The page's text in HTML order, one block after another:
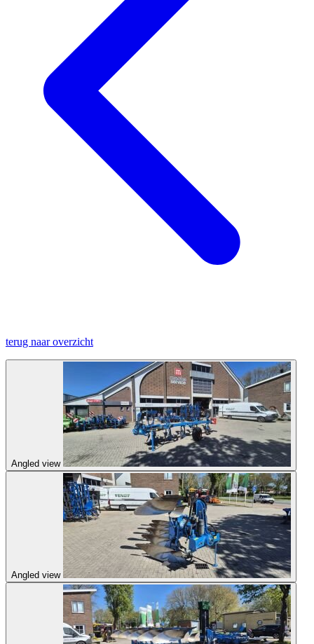
terug naar overzicht
Angled view
Angled view